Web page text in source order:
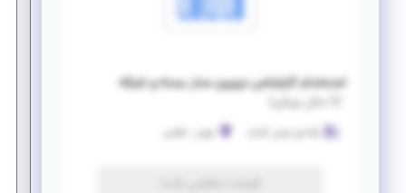
استخدام کارشناس دوربین مدار بسته و شبکه